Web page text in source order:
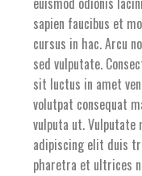
sapien faucibus et
cursus in hac. Arcu
sed vulputate.
sit luctus in amet
volutpat consequat
vulputa ut.
adipiscing elit duis
pharetra et ultrices